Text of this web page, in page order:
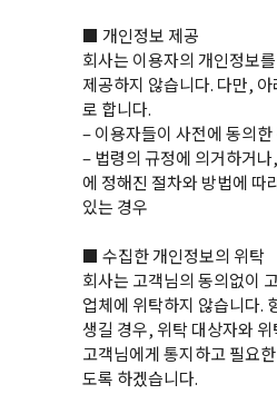
■ 개인정보 제공
회사는 이용자의 개인정보
제공하지 않습니다. 다만,
로 합니다.
– 이용자들이 사전에 동의한
– 법령의 규정에 의거하거
에 정해진 절차와 방법에 따
있는 경우
■ 수집한 개인정보의 위탁
회사는 고객님의 동의없이
업체에 위탁하지 않습니다.
생길 경우, 위탁 대상자와
고객님에게 통지하고 필요
도록 하겠습니다.